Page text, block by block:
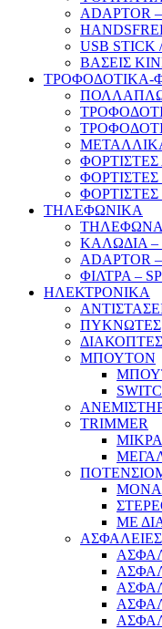
ADAPTOR
USB STICK
ΒΑΣΕΙΣ
ΤΡΟΦΟΔΟΤΙΚΑ-
ΦΟΡΤΙΣΤΕΣ
ΦΟΡΤΙΣΤΕΣ
ΤΗΛΕΦΩΝΙΚΑ
ΤΗΛΕΦΩΝΑ
ΚΑΛΩΔΙΑ –
ADAPTOR
ΦΙΛΤΡΑ –
ΗΛΕΚΤΡΟΝΙΚΑ
ΠΥΚΝΩΤΕΣ
ΔΙΑΚΟΠΤΕΣ
ΜΠΟΥΤΟΝ
TRIMMER
ΜΟΝΑ
ΜΕ